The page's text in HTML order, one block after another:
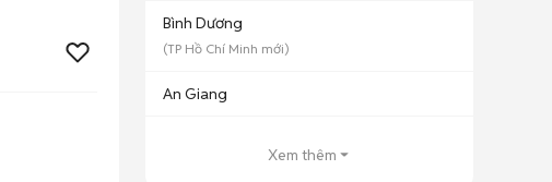
Bình Dương
(TP Hồ Chí Minh mới)
An Giang
Xem thêm